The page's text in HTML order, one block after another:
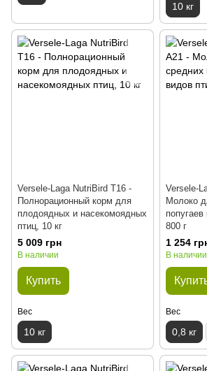
10 кг
Versele-Laga NutriBird Т16 -
Полнорационный корм для
плодоядных и насекомоядных
птиц, 10 кг
5 009 грн
В наличии
Купить
Вес
10 кг
Versele-
Молоко
800 г
1 254
В наличии
Вес
0,8 кг